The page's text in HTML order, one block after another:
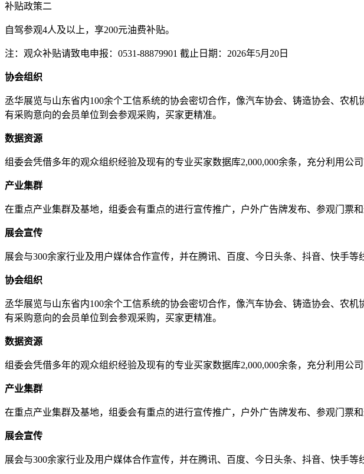
补贴政策二
自驾参观4人及以上，享200元油费补贴。
注：观众补贴请致电申报：0531-88879901 截止日期：2026年5月20日
协会组织
丞华展览与山东省内100余个工信系统的协会密切合作，像汽车协会、铸造协会、农
有采购意向的会员单位到会参观采购，买家更精准。
数据资源
组委会凭借多年的观众组织经验及现有的专业买家数据库2,000,000余条，充分利用公
产业集群
在重点产业集群及基地，组委会有重点的进行宣传推广，户外广告牌发布、参观门票
展会宣传
展会与300余家行业及用户媒体合作宣传，并在腾讯、百度、今日头条、抖音、快手
协会组织
丞华展览与山东省内100余个工信系统的协会密切合作，像汽车协会、铸造协会、农
有采购意向的会员单位到会参观采购，买家更精准。
数据资源
组委会凭借多年的观众组织经验及现有的专业买家数据库2,000,000余条，充分利用公
产业集群
在重点产业集群及基地，组委会有重点的进行宣传推广，户外广告牌发布、参观门票
展会宣传
展会与300余家行业及用户媒体合作宣传，并在腾讯、百度、今日头条、抖音、快手